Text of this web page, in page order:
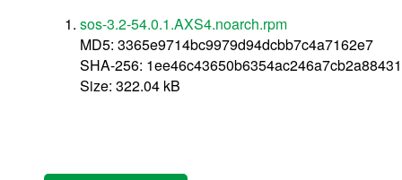
sos-3.2-54.0.1.AXS4.noarch.rpm
MD5: 3365e9714bc9979d94dcbb7c4a7162e7
SHA-256:
Size: 322.04 kB